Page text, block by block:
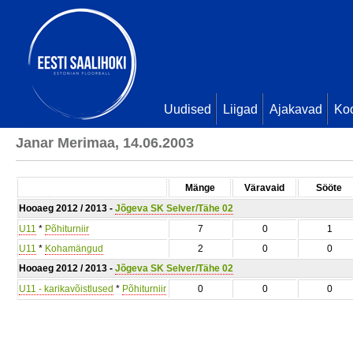
Uudised Liigad Ajakavad
Janar Merimaa, 14.06.2003
Mänge Väravaid
Sööte
Hooaeg 2012 / 2013 - Jõgeva SK Selver/Tähe 02
U11 * Põhiturniir 7 0
1
U11 * Kohamängud 2 0
0
Hooaeg 2012 / 2013 - Jõgeva SK Selver/Tähe 02
U11 - karikavõistlused * Põhiturniir 0 0 0